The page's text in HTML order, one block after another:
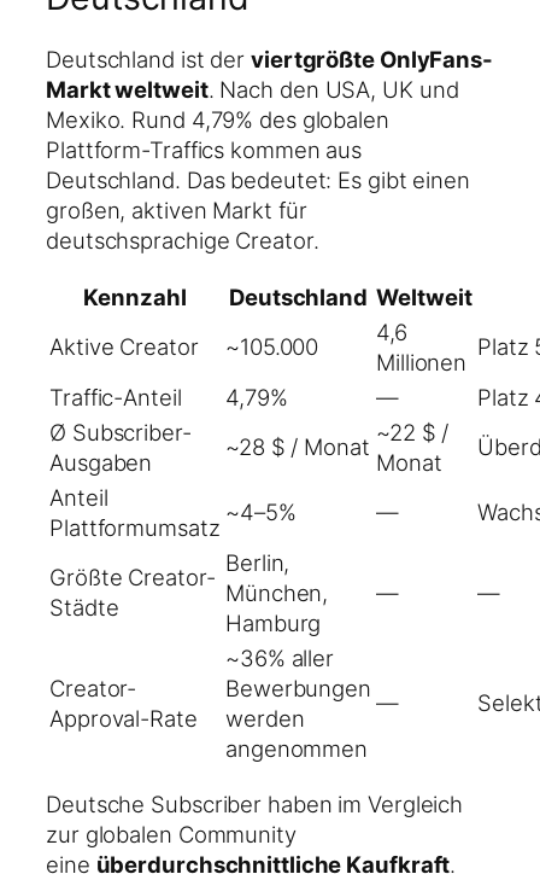
Deutschland ist der viertgrößte OnlyFans-
Markt weltweit. Nach den USA, UK und
Mexiko. Rund 4,79% des globalen
Plattform-Traffics kommen aus
Deutschland. Das bedeutet: Es gibt einen
großen, aktiven Markt für
deutschsprachige Creator.
Kennzahl Deutschland Weltweit
Aktive Creator
~105.000
4,6
Millionen
Platz
Traffic-Anteil
4,79% —
Platz
Ø Subscriber-
Ausgaben
~28 $ / Monat
~22 $ /
Monat
Anteil
Plattformumsatz
~4–5% —
Größte Creator-
Städte
Berlin,
München,
Hamburg
— —
Creator-
Approval-Rate
~36% aller
Bewerbungen
werden
angenommen
—
Deutsche Subscriber haben im Vergleich
zur globalen Community
eine überdurchschnittliche Kaufkraft.